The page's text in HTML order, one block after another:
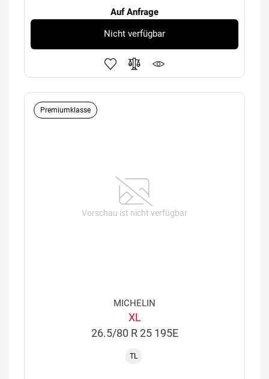
Auf Anfrage
Nicht verfügbar
Vorschau ist nicht verfügbar
Premiumklasse
MICHELIN
XL
26.5/80 R 25 195E
TL